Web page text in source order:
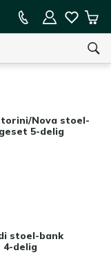
collectie
Nova stoel-
5-delig
stoel-bank
4-delig